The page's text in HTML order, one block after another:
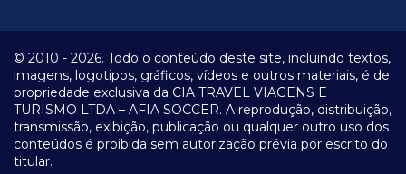
© 2010 - 2026. Todo o conteúdo deste site, incluindo textos,
imagens, logotipos, gráficos, vídeos e outros materiais, é de
propriedade exclusiva da CIA TRAVEL VIAGENS E
TURISMO LTDA – AFIA SOCCER. A reprodução, distribuição,
transmissão, exibição, publicação ou qualquer outro uso dos
conteúdos é proibida sem autorização prévia por escrito do
titular.